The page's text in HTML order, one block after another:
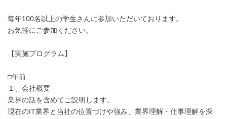
毎年100名以上の学生さんに参加いただいております。
お気軽にご参加ください。
【実施プログラム】
□午前
１、会社概要
業界の話を含めてご説明します。
現在のIT業界と当社の位置づけや強み、業界理解・仕事理解を深